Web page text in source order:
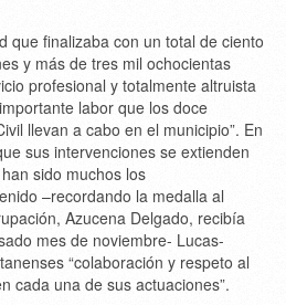
que finalizaba con un total de ciento
y más de tres mil ochocientas
profesional y totalmente altruista
labor que los doce
llevan a cabo en el municipio”. En
sus intervenciones se extienden
sido muchos los
–recordando la medalla al
Azucena Delgado, recibía
mes de noviembre- Lucas-
“colaboración y respeto al
cada una de sus actuaciones”.